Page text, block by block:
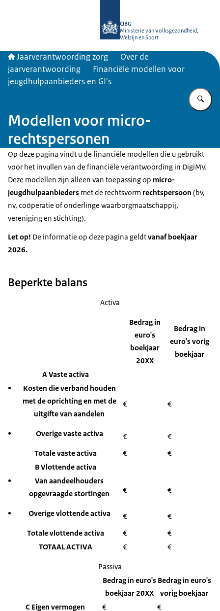
CIBG
Ministerie van Volksgezondheid,
Welzijn en Sport
Jaarverantwoording zorg
Over de
jaarverantwoording
Financiële modellen voor
jeugdhulpaanbieders en GI's
Modellen voor micro-
rechtspersonen
Op deze pagina vindt u de financiële modellen die u gebruikt
voor het invullen van de financiële verantwoording in DigiMV.
Deze modellen zijn alleen van toepassing op micro-
jeugdhulpaanbieders met de rechtsvorm rechtspersoon (bv,
nv, coöperatie of onderlinge waarborgmaatschappij,
vereniging en stichting).
Let op! De informatie op deze pagina geldtvanaf boekjaar
2026.
Beperkte balans
Activa
Bedrag in
euro's
boekjaar
20XX
Bedrag in
euro's vorig
boekjaar
A Vaste activa
Kosten die verband houden
met de oprichting en met de
uitgifte van aandelen
€ €
Overige vaste activa €
€
Totale vaste activa
€
€
B Vlottende activa
Van aandeelhouders
opgevraagde stortingen
€ €
Overige vlottende activa €
€
Totale vlottende activa
€
€
TOTAAL ACTIVA
€ €
Passiva
Bedrag in euro's
boekjaar 20XX
Bedrag in euro's
vorig boekjaar
C Eigen vermogen
€
€